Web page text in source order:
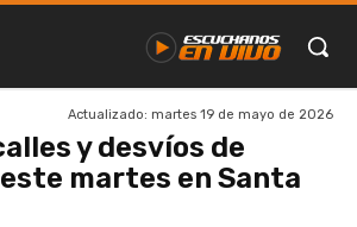
Actualizado: martes 19 de mayo de 2026
y desvíos de
martes en Santa